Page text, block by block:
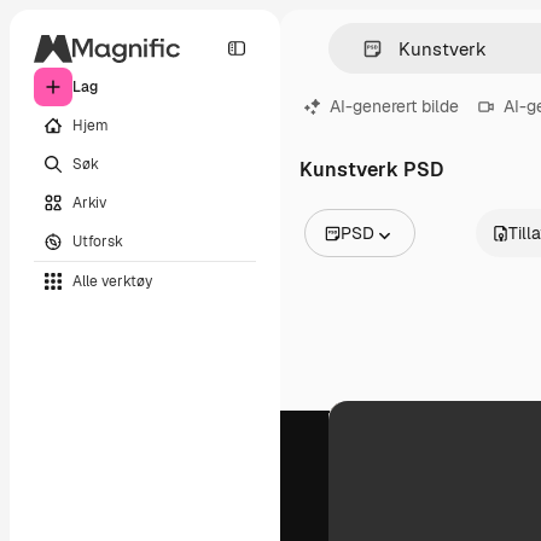
Lag
Hjem
Søk
Arkiv
Utforsk
Alle verktøy
AI-generert bilde AI-
Kunstverk PSD
PSD
Videoer